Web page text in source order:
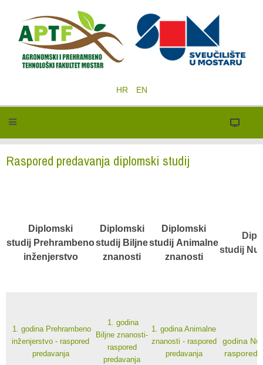
HR EN
Raspored predavanja diplomski studij
Diplomski
studij Prehrambeno
inženjerstvo
Diplomski
studij Biljne
znanosti
Diplomski
studij Animalne
znanosti
studij
1. godina Prehrambeno
inženjerstvo - raspored
predavanja
1. godina
Biljne znanosti-
raspored
predavanja
1. godina Animalne
znanosti - raspored
predavanja
godina
raspored